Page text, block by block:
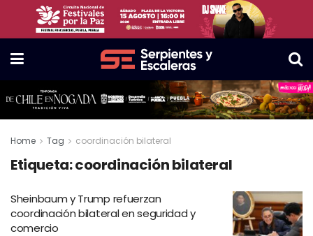
Home Tag coordinación bilateral
Etiqueta:coordinación bilateral
Sheinbaum y Trump refuerzan
coordinación bilateral en seguridad y
comercio